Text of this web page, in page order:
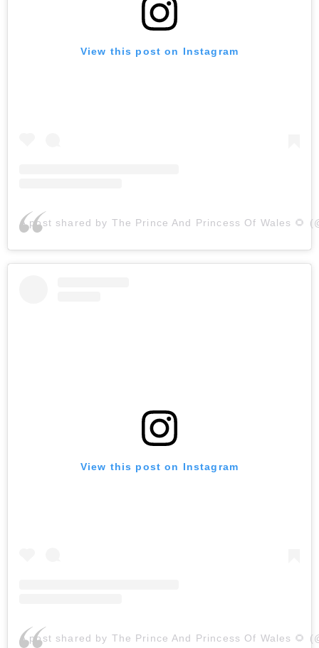
View this post on Instagram
A post shared by The Prince And Princess Of Wales 🌻
View this post on Instagram
A post shared by The Prince And Princess Of Wales 🌻